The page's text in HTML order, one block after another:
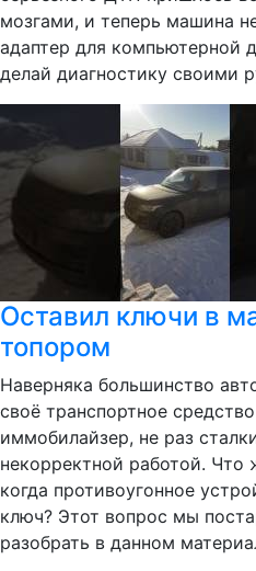
мозгами, и теперь машина
адаптер для компьютерной
делай диагностику своими
Оставил ключи в
топором
Наверняка большинство
своё транспортное
иммобилайзер, не раз
некорректной работой. Что
когда противоугонное
ключ? Этот вопрос мы
разобрать в данном